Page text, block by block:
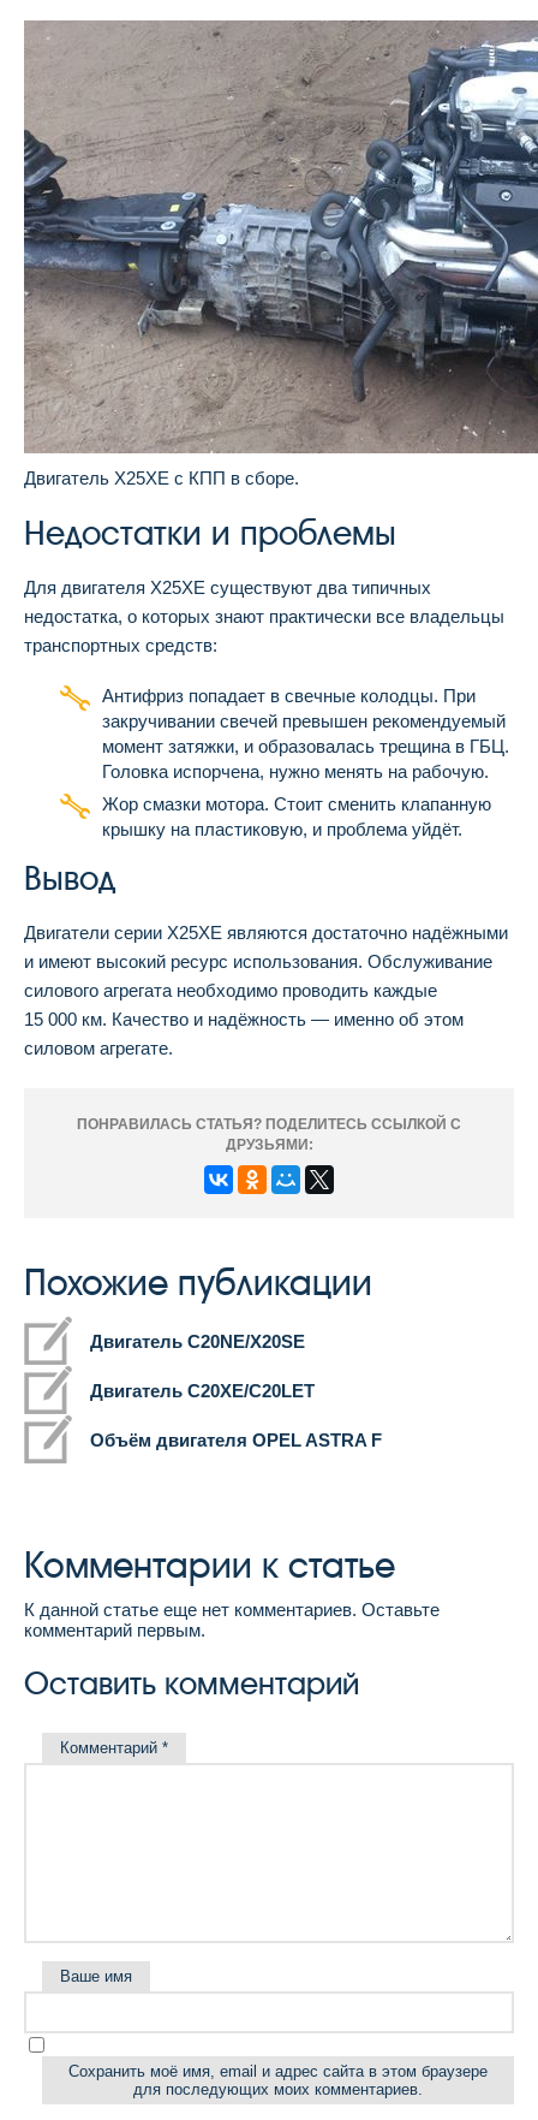
Двигатель X25XE с КПП в сборе.
Недостатки и проблемы
Для двигателя X25XE существуют два типичных
недостатка, о которых знают практически все владельцы
транспортных средств:
Антифриз попадает в свечные колодцы. При
закручивании свечей превышен рекомендуемый
момент затяжки, и образовалась трещина в ГБЦ.
Головка испорчена, нужно менять на рабочую.
Жор смазки мотора. Стоит сменить клапанную
крышку на пластиковую, и проблема уйдёт.
Вывод
Двигатели серии X25XE являются достаточно надёжными
и имеют высокий ресурс использования. Обслуживание
силового агрегата необходимо проводить каждые
15 000 км. Качество и надёжность — именно об этом
силовом агрегате.
ПОНРАВИЛАСЬ СТАТЬЯ? ПОДЕЛИТЕСЬ ССЫЛКОЙ С
ДРУЗЬЯМИ:
Похожие публикации
Двигатель C20NE/X20SE
Двигатель C20XE/C20LET
Объём двигателя OPEL ASTRA F
Комментарии к статье
К данной статье еще нет комментариев. Оставьте
комментарий первым.
Оставить комментарий
Комментарий *
Ваше имя
Сохранить моё имя, email и адрес сайта в этом браузере
для последующих моих комментариев.